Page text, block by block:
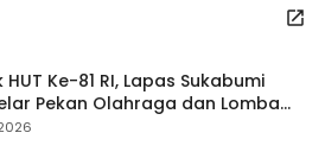
Ke-81 RI, Lapas Sukabumi
Pekan Olahraga dan Lomba